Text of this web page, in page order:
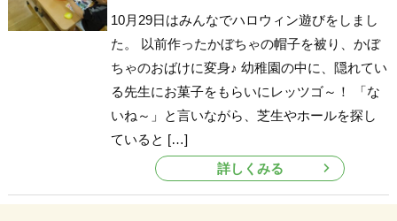
10月29日はみんなでハロウィン遊びをしまし
た。 以前作ったかぼちゃの帽子を被り、かぼ
ちゃのおばけに変身♪ 幼稚園の中に、隠れてい
る先生にお菓子をもらいにレッツゴ～！ 「な
いね～」と言いながら、芝生やホールを探し
ていると […]
詳しくみる